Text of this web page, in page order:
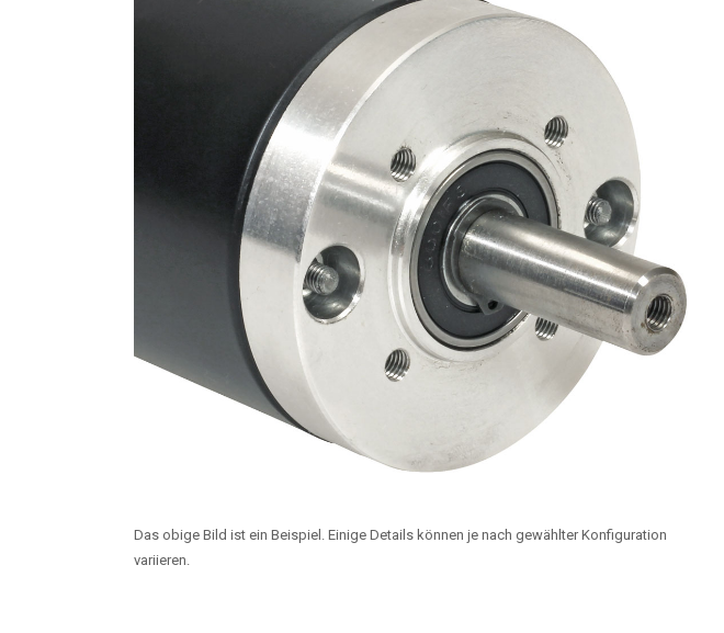
Das obige Bild ist ein Beispiel. Einige Details können je nach gewählter Konfiguration
variieren.